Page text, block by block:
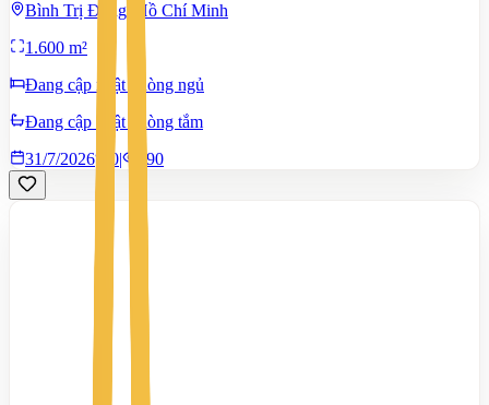
Bình Trị Đông, Hồ Chí Minh
1.600 m²
Đang cập nhật phòng ngủ
Đang cập nhật phòng tắm
31/7/2026
0| 190